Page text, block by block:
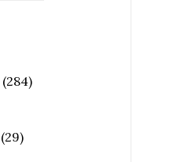
(284)
(29)